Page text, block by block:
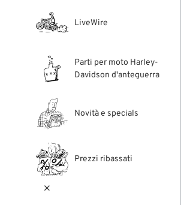
LiveWire
Parti per moto Harley-
Davidson d'anteguerra
Novità e specials
Prezzi ribassati
